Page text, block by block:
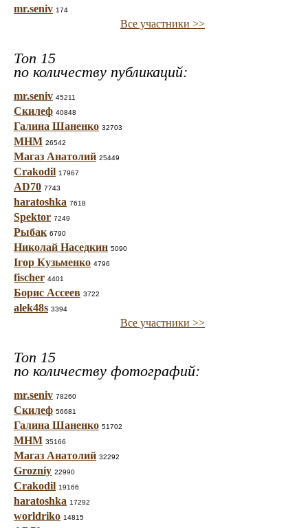
mr.seniv 174
Все участники >>
Топ 15
по количеству публикаций:
mr.seniv 45211
Скилеф 40848
Галина Шаненко 32703
МНМ 26542
Магаз Анатолий 25449
Crakodil 17967
AD70 7743
haratoshka 7618
Spektor 7249
Рыбак 6790
Николай Наседкин 5090
Ігор Кузьменко 4796
fischer 4401
Борис Ассеев 3722
alek48s 3394
Все участники >>
Топ 15
по количеству фотографий:
mr.seniv 78260
Скилеф 56681
Галина Шаненко 51702
МНМ 35166
Магаз Анатолий 32292
Grozniy 22990
Crakodil 19166
haratoshka 17292
worldriko 14815